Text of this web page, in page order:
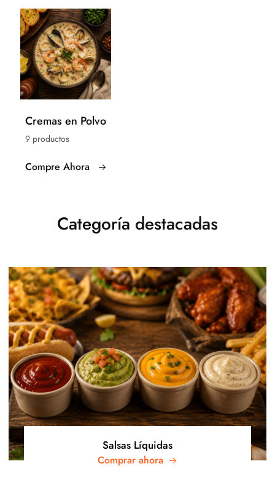
Cremas en Polvo
9 productos
Compre Ahora
Categoría destacadas
Salsas Líquidas
Comprar ahora